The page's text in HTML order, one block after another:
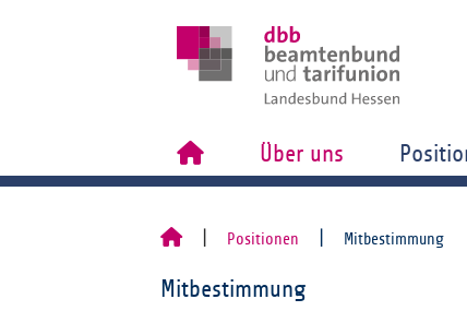
Über uns
Positionen Mitbestimmung
Mitbestimmung